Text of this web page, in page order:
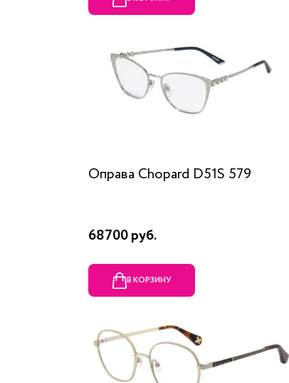
Оправа Chopard D51S 579
68700 руб.
В КОРЗИНУ